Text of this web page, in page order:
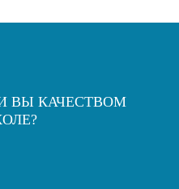
ВЫ КАЧЕСТВОМ